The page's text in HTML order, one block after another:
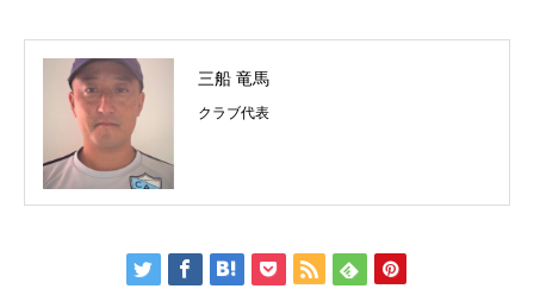
三船 竜馬
クラブ代表